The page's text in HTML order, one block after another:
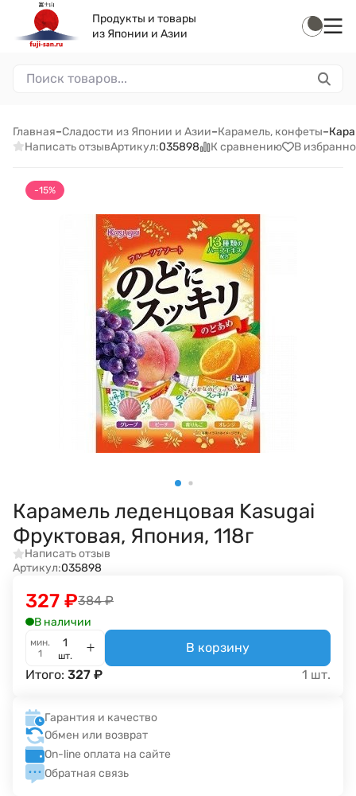
Продукты и товары
из Японии и Азии
Главная–Сладости из Японии и Азии–Карамель, конфеты–
Написать отзывАртикул:035898 К сравнению В
-15%
Карамель леденцовая Kasugai
Фруктовая, Япония, 118г
Написать отзыв
Артикул:035898
384 ₽
327 ₽
В наличии
мин.
1
шт.
В корзину
Итого: 327 ₽ 1 шт.
Гарантия и качество
Обмен или возврат
On-line оплата на сайте
Обратная связь